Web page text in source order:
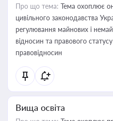
Про що тема: Тема охоплює
цивільного законодавства
регулювання майнових і
відносин та правового
правовідносин
Вища освіта